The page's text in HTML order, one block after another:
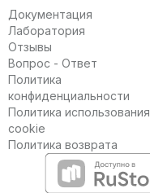
Документация
Лаборатория
Отзывы
Вопрос - Ответ
Политика
конфиденциальности
Политика использования
cookie
Политика возврата